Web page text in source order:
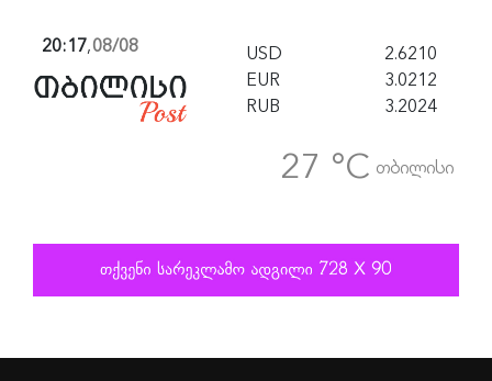
20:17,08/08 USD
2.6210
EUR
3.0212
RUB
3.2024
27 °C თბილისი